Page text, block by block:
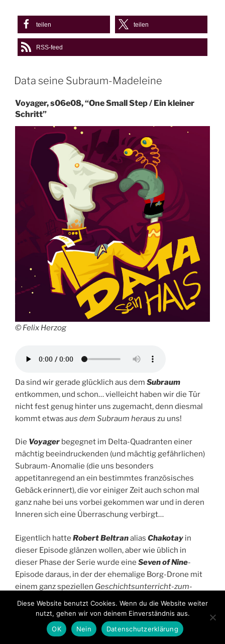
teilen teilen
RSS-feed
Data seine Subraum-Madeleine
Voyager, s06e08, “One Small Step / Ein kleiner
Schritt”
© Felix Herzog
Da sind wir gerade glücklich aus dem Subraum
entkommen, und schon… vielleicht haben wir die Tür
nicht fest genug hinter uns zugemacht, denn diesmal
kommt etwas aus dem Subraum heraus zu uns!
Die Voyager begegnet im Delta-Quadranten einer
mächtig beeindruckenden (und mächtig gefährlichen)
Subraum-Anomalie (die uns besonders
appetitanregend an ein bestimmtes französisches
Gebäck erinnert), die vor einiger Zeit auch schon mal
ganz nahe bei uns vorbei gekommen war und in deren
Inneren sich eine Überraschung verbirgt…
Eigentlich hatte Robert Beltranalias Chakotay in
dieser Episode glänzen wollen, aber wie üblich in
dieser Phase der Serie wurde eine Seven of Nine-
Episode daraus, in der der ehemalige Borg-Drone mit
einem ganz speziellen Geschichtsunterricht-zum-
beigebracht werden soll.
Diese Website benutzt Cookies. Wenn du die Website weiter
nutzt, gehen wir von deinem Einverständnis aus.
OK
Nein Datenschutzerklärung